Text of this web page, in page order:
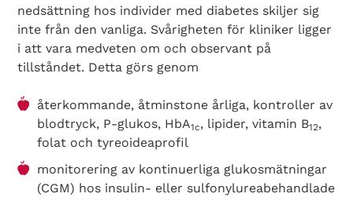
Search Diabetes Wellness Sverige
nedsättning hos individer med diabetes skiljer sig
inte från den vanliga. Svårigheten för kliniker ligger
i att vara medveten om och observant på
tillståndet. Detta görs genom
återkommande, åtminstone årliga, kontroller av
blodtryck, P-glukos, HbA1c, lipider, vitamin B12,
folat och tyreoideaprofil
monitorering av kontinuerliga glukosmätningar
(CGM) hos insulin- eller sulfonylureabehandlade